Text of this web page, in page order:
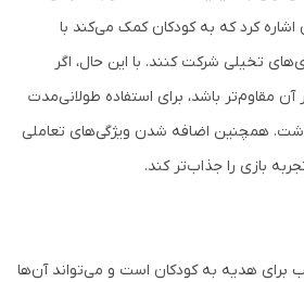
کرد که به کودکان کمک می‌کند با
تخیلی شرکت کنند. با این حال، اگر
مقاوم‌تر باشد، برای استفاده طولانی‌مدت
همچنین اضافه شدن ویژگی‌های تعاملی
بازی را جذاب‌تر کند.
برای هدیه به کودکان است و می‌تواند آن‌ها